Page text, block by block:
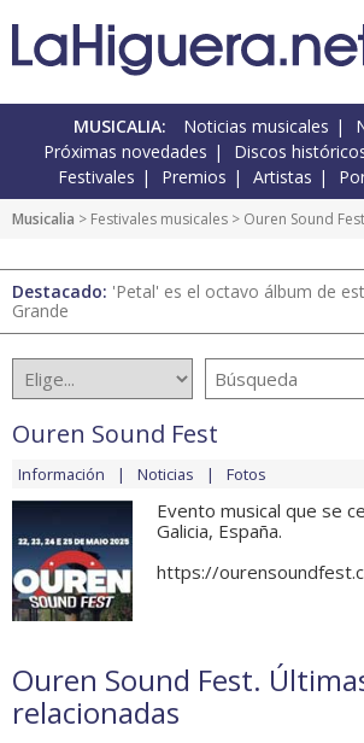
MUSICALIA: Noticias musicales
Próximas novedades
Discos
Festivales
Premios Artistas
Musicalia > Festivales musicales > Ouren Sound Fest
Destacado: 'Petal' es el octavo álbum de
Grande
Ouren Sound Fest
Información Noticias Fotos
Evento musical que se
Galicia, España.
https://
Ouren Sound Fest.
relacionadas